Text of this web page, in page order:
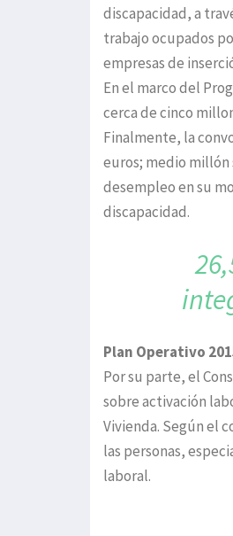
discapacidad, a
trabajo ocupados
empresas de
En el marco del
cerca de cinco
Finalmente, la
euros; medio millón
desempleo en su
discapacidad.
Plan Operativo
Por su parte, el
sobre activación
Vivienda. Según el
las personas,
laboral.